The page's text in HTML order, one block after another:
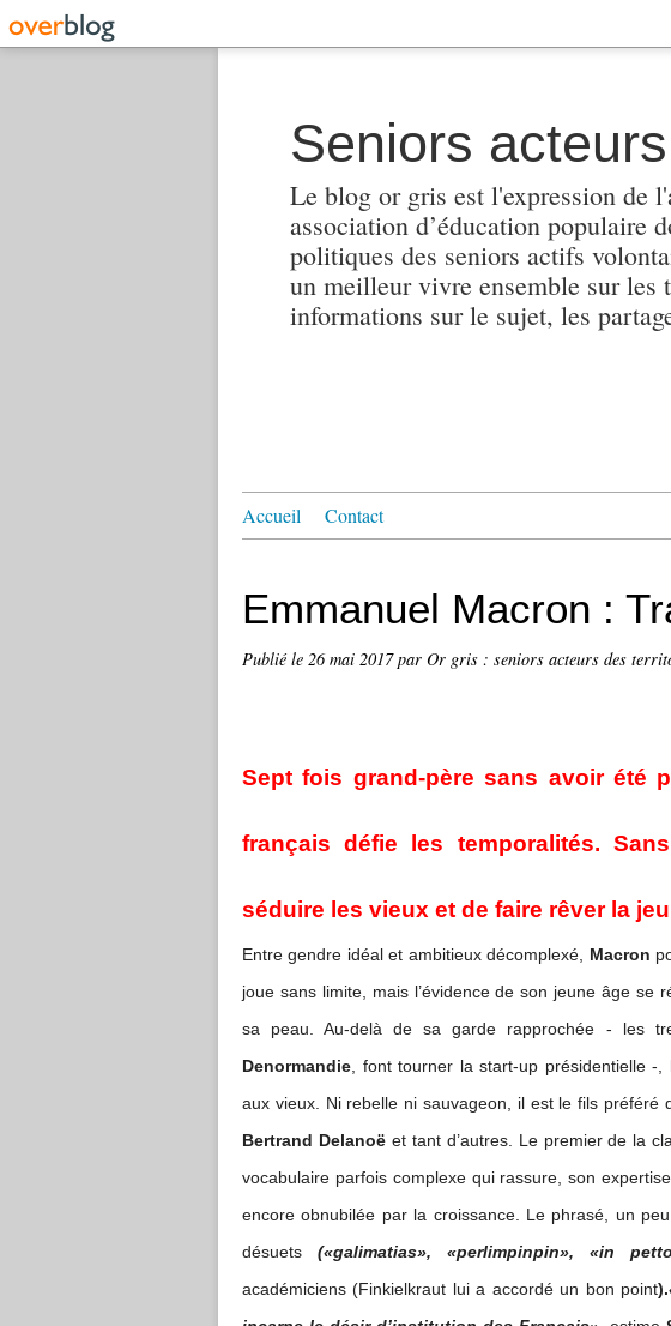
Seniors
Le blog or gris est l'expression de
association d’éducation populaire
politiques des seniors actifs
un meilleur vivre ensemble sur
informations sur le sujet, les
Accueil Contact
Emmanuel Macron :
Publié le 26 mai 2017par Or gris : seniors acteurs des
Sept fois grand-père sans avoir été
français défie les temporalités.
séduire les vieux et de faire rêver la
Entre gendre idéal et ambitieux décomplexé, Macron
joue sans limite, mais l’évidence de son jeune âge se
sa peau. Au-delà de sa garde rapprochée - les
Denormandie , font tourner la start-up présidentielle -,
aux vieux. Ni rebelle ni sauvageon, il est le fils préféré
Bertrand Delanoëet tant d’autres. Le premier de la
vocabulaire parfois complexe qui rassure, son
encore obnubilée par la croissance. Le phrasé, un
désuets
(«galimatias», «perlimpinpin», «in
académiciens (Finkielkraut lui a accordé un bon point).